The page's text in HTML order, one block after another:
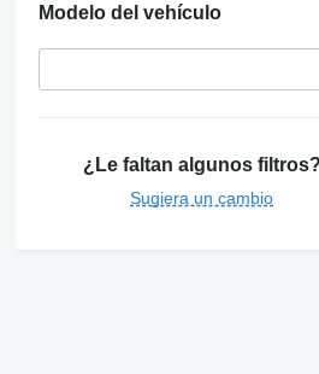
Modelo del vehículo
¿Le faltan algunos filtros?
Sugiera un cambio